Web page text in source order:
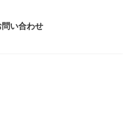
問い合わせ